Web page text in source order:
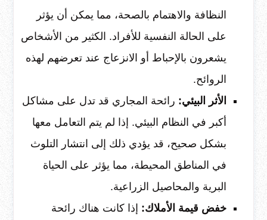
النظافة والاهتمام بالصحة، مما يمكن أن يؤثر
على الحالة النفسية للأفراد. الكثير من الأشخاص
يشعرون بالإحباط أو الانزعاج عند تعرضهم لهذه
الروائح.
الأثر البيئي: رائحة المجاري قد تدل على مشاكل
أكبر في النظام البيئي. إذا لم يتم التعامل معها
بشكل صحيح، قد يؤدي ذلك إلى انتشار التلوث
في المناطق المحيطة، مما يؤثر على الحياة
البرية والمحاصيل الزراعية.
خفض قيمة الأملاك: إذا كانت هناك رائحة